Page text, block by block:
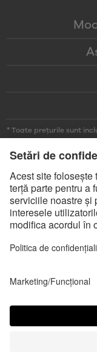
* Toate prețurile sunt
* Marca și logo-urile
deținute de Bluetooth
Satisfyer
Apple, sigla Apple și
Google Play și logoul